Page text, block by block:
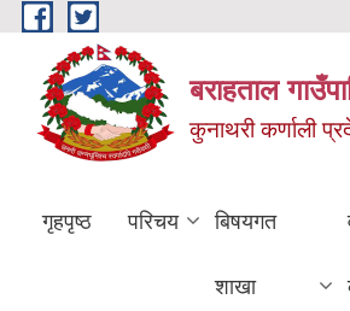
Skip to main content
बराहताल
कुनाथरी कर्णाली
गृहपृष्ठ परिचय बिषयगत
शाखा